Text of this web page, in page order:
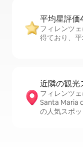
平均星評価
フィレンツ
得ており、
近隣の観光
フィレンツ
Santa Maria
の人気スポ